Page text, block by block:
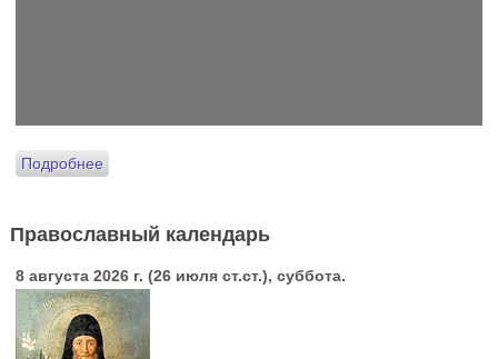
Подробнее
Православный календарь
8 августа 2026 г. (26 июля ст.ст.), суббота.